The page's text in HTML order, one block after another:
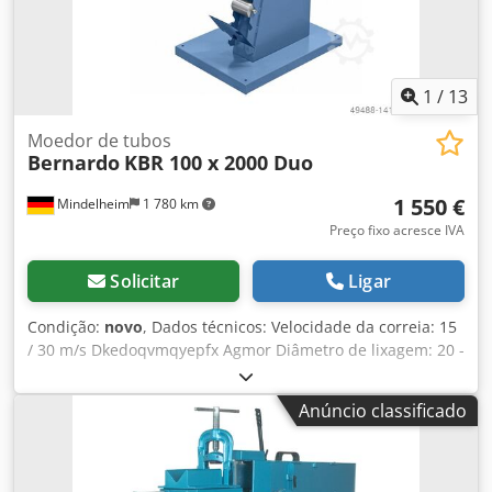
1 / 13
Mindelheim 1 780 km
Moedor de tubos
Bernardo KBR 100 x 2000 Duo
1 550 €
Preço fixo acresce IVA
Solicitar Ligar
Condição: novo, Dados técnicos: Velocidade da correia: 15
/ 30 m/s Dkedoqvmqyepfx Agmor Diâmetro de lixagem: 20 -
76 mm Ajuste do carro: 30° - 90° Mesa de retificação de
superfícies: 400 x 100 mm Disco de contacto ø x L: 195 x
100 mm Ligação de aspiração ø: 2 x 75 mm Velocidade:
1420 / 2660 1/min Potência do motor: 2,5 / 3,3 kW
Dimensões (LxPxA), aprox.: 750 x 1400 x 1200 mm Peso,
Anúncio classificado